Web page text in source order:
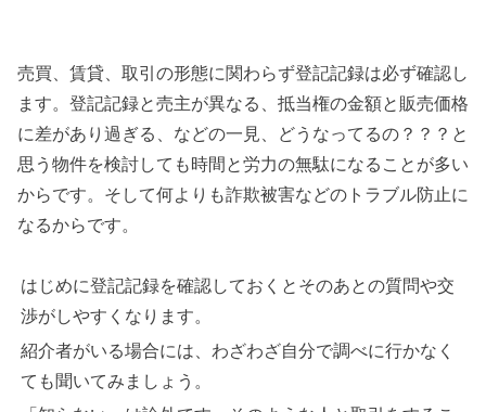
売買、賃貸、取引の形態に関わらず登記記録は必ず確認し
ます。登記記録と売主が異なる、抵当権の金額と販売価格
に差があり過ぎる、などの一見、どうなってるの？？？と
思う物件を検討しても時間と労力の無駄になることが多い
からです。そして何よりも詐欺被害などのトラブル防止に
なるからです。
はじめに登記記録を確認しておくとそのあとの質問や交
渉がしやすくなります。
紹介者がいる場合には、わざわざ自分で調べに行かなく
ても聞いてみましょう。